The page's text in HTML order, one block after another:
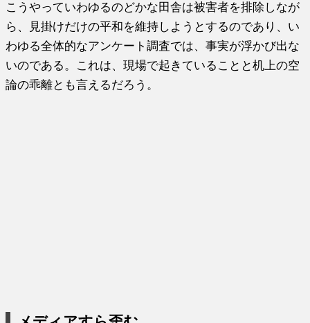
こうやっていわゆるのどかな田舎は被害者を排除しなが
ら、見掛けだけの平和を維持しようとするのであり、い
わゆる全体的なアンケート調査では、事実が浮かび出な
いのである。これは、現場で起きていることと机上の空
論の乖離とも言えるだろう。